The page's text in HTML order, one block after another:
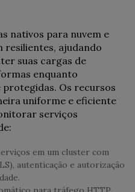
nativos para nuvem e
resilientes, ajudando
suas cargas de
enquanto
Os recursos
uniforme e eficiente
serviços
em um cluster com
autenticação e autorização